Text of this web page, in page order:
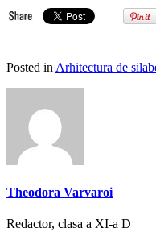
Posted in Arhitectura de
Theodora Varvaroi
Redactor, clasa a XI-a D